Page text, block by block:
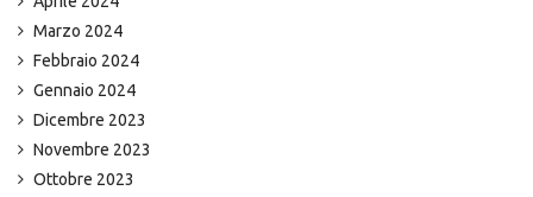
Marzo 2024
Febbraio 2024
Gennaio 2024
Dicembre 2023
Novembre 2023
Ottobre 2023